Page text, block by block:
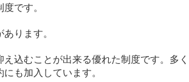
です。
あります。
込むことが出来る優れた制度です。多く
も加入しています。